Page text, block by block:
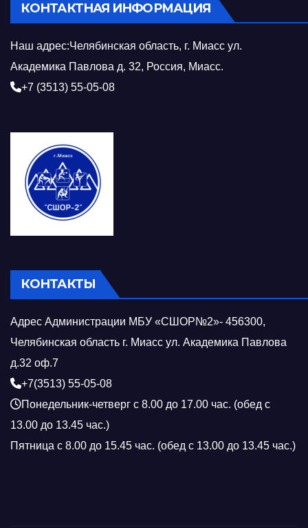
КОНТАКТНАЯ ИНФОРМАЦИЯ
Наш адрес:Челябинская область, г. Миасс ул.
Академика Павлова д. 32, Россия, Миасс.
+7 (3513) 55-05-08
КОНТАКТЫ
Адрес Администрации МБУ «СШОР№2»- 456300,
Челябинская область г. Миасс ул. Академика Павлова
д.32 оф.7
+7(3513) 55-05-08
Понедельник-четверг с 8.00 до 17.00 час. (обед с
13.00 до 13.45 час.)
Пятница с 8.00 до 15.45 час. (обед с 13.00 до 13.45 час.)